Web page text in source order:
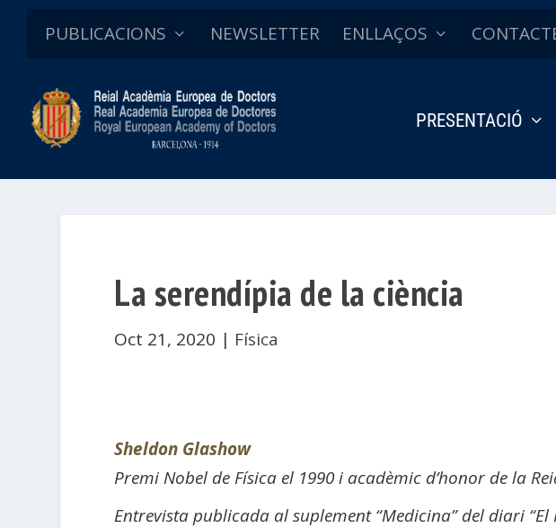
PUBLICACIONS NEWSLETTER ENLLAÇOS
PRESENTACIÓ
La serendípia de la ciència
Oct 21, 2020 | Física
Sheldon Glashow
Premi Nobel de Física el 1990 i acadèmic d’honor de la
Entrevista publicada al suplement “Medicina” del diari “El